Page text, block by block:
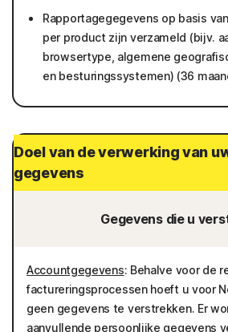
Rapportagegegevens op basis
per product zijn verzameld (bijv.
browsertype, algemene
en besturingssystemen) (36
Doel van de verwerking van
gegevens
Gegevens die u
Accountgegevens: Behalve voor de
factureringsprocessen hoeft u voor
geen gegevens te verstrekken. Er
aanvullende persoonlijke gegevens